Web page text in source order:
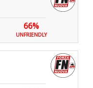
66%
UNFRIENDLY